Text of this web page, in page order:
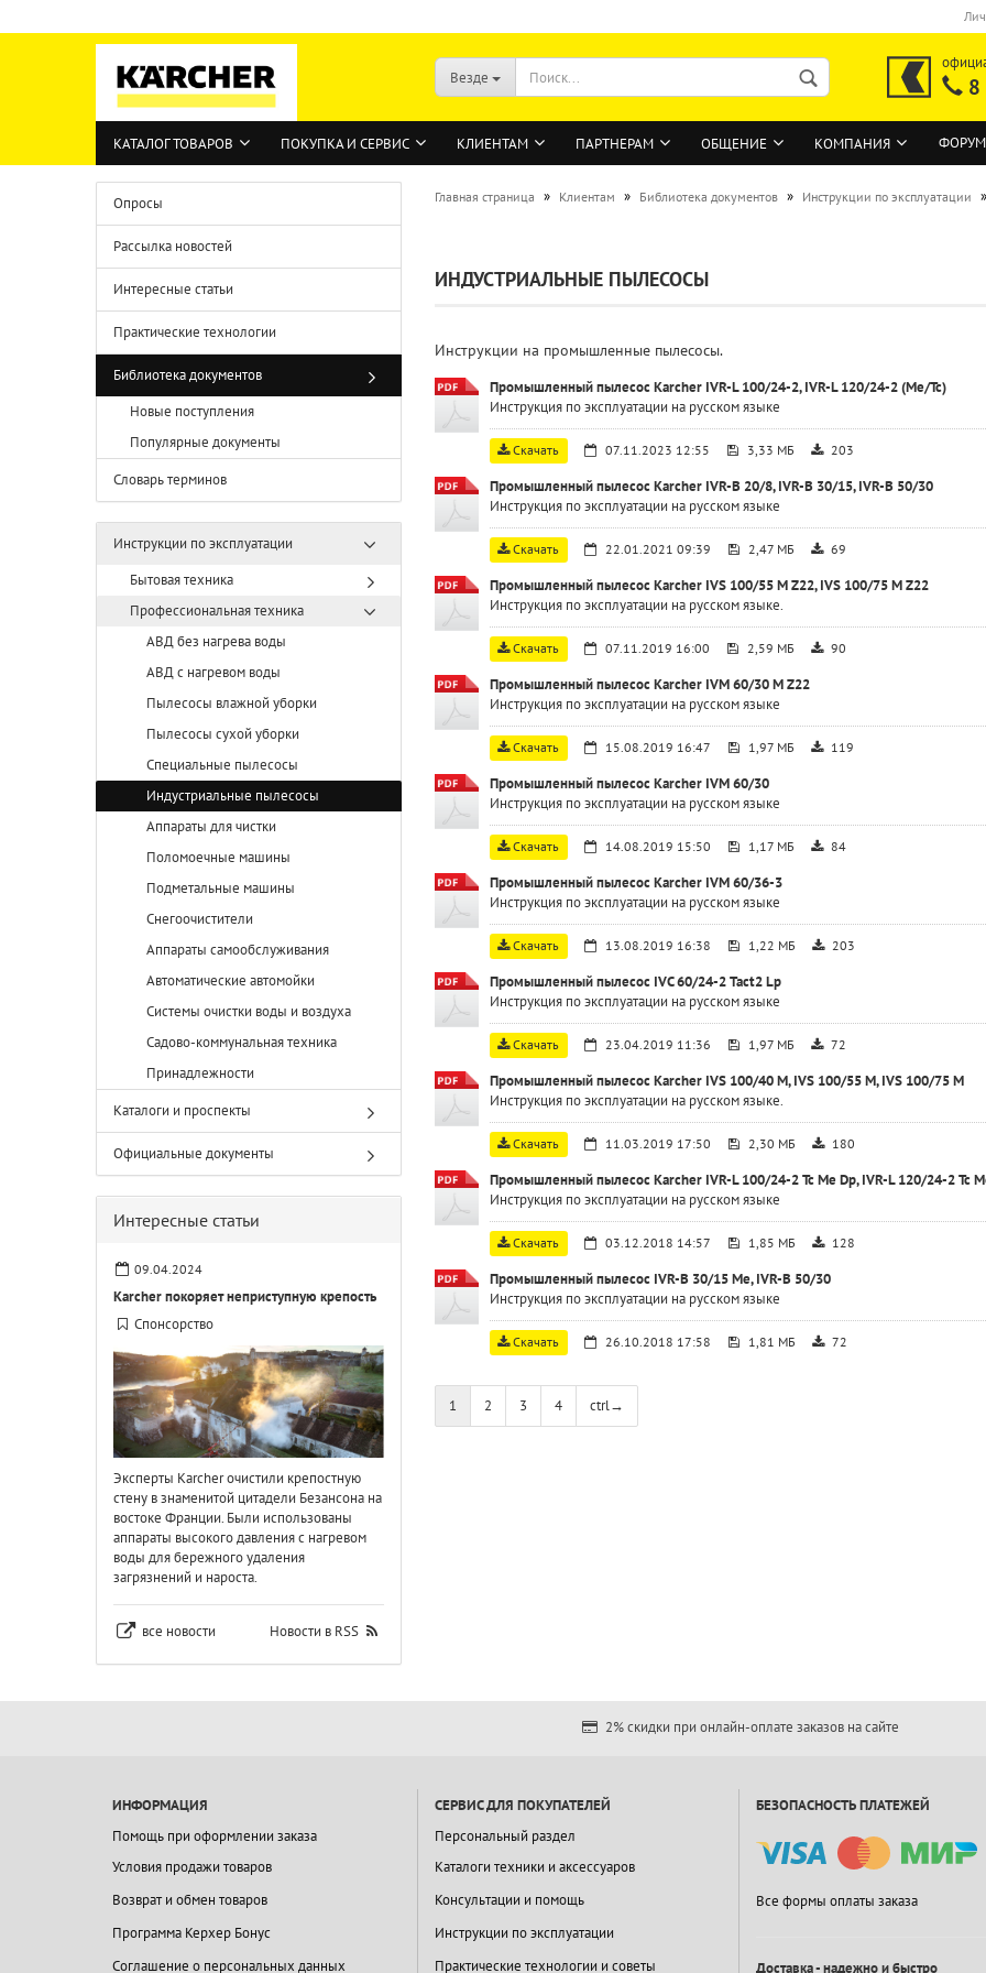
Везде
КАТАЛОГ ТОВАРОВ ПОКУПКА И СЕРВИС КЛИЕНТАМ ПАРТНЕРАМ ОБЩЕНИЕ КОМПАНИЯ ФОРУМ
Главная страница » Клиентам » Библиотека документов » Инструкции по эксплуатации
ИНДУСТРИАЛЬНЫЕ ПЫЛЕСОСЫ
Инструкции на промышленные пылесосы.
Промышленный пылесос Karcher IVR-L 100/24-2, IVR-L 120/24-2 (Me/Tc)
Инструкция по эксплуатации на русском языке
Скачать 07.11.2023 12:55 3,33 МБ 203
Промышленный пылесос Karcher IVR-B 20/8, IVR-B 30/15, IVR-B 50/30
Инструкция по эксплуатации на русском языке
Скачать 22.01.2021 09:39 2,47 МБ 69
Промышленный пылесос Karcher IVS 100/55 M Z22, IVS 100/75 M Z22
Инструкция по эксплуатации на русском языке.
Скачать 07.11.2019 16:00 2,59 МБ 90
Промышленный пылесос Karcher IVM 60/30 M Z22
Инструкция по эксплуатации на русском языке
Скачать 15.08.2019 16:47 1,97 МБ 119
Промышленный пылесос Karcher IVM 60/30
Инструкция по эксплуатации на русском языке
Скачать 14.08.2019 15:50 1,17 МБ 84
Промышленный пылесос Karcher IVM 60/36-3
Инструкция по эксплуатации на русском языке
Скачать 13.08.2019 16:38 1,22 МБ 203
Промышленный пылесос IVC 60/24-2 Tact2 Lp
Инструкция по эксплуатации на русском языке
Скачать 23.04.2019 11:36 1,97 МБ 72
Промышленный пылесос Karcher IVS 100/40 M, IVS 100/55 M, IVS 100/75 M
Инструкция по эксплуатации на русском языке.
Скачать 11.03.2019 17:50 2,30 МБ 180
Промышленный пылесос Karcher IVR-L 100/24-2 Tc Me Dp, IVR-L 120/24-2 Tc
Инструкция по эксплуатации на русском языке
Скачать 03.12.2018 14:57 1,85 МБ 128
Промышленный пылесос IVR-B 30/15 Me, IVR-B 50/30
Инструкция по эксплуатации на русском языке
Скачать 26.10.2018 17:58 1,81 МБ 72
1 2 3 4 ctrl→
Опросы
Рассылка новостей
Интересные статьи
Практические технологии
Библиотека документов
Новые поступления
Популярные документы
Словарь терминов
Инструкции по эксплуатации
Бытовая техника
Профессиональная техника
АВД без нагрева воды
АВД с нагревом воды
Пылесосы влажной уборки
Пылесосы сухой уборки
Специальные пылесосы
Индустриальные пылесосы
Аппараты для чистки
Поломоечные машины
Подметальные машины
Снегоочистители
Аппараты самообслуживания
Автоматические автомойки
Системы очистки воды и воздуха
Садово-коммунальная техника
Принадлежности
Каталоги и проспекты
Официальные документы
Интересные статьи
09.04.2024
Karcher покоряет неприступную крепость
Спонсорство
Эксперты Karcher очистили крепостную
стену в знаменитой цитадели Безансона на
востоке Франции. Были использованы
аппараты высокого давления с нагревом
воды для бережного удаления
загрязнений и нароста.
все новости Новости в RSS
2% скидки при онлайн-оплате заказов на сайте
ИНФОРМАЦИЯ
Помощь при оформлении заказа
Условия продажи товаров
Возврат и обмен товаров
Программа Керхер Бонус
Соглашение о персональных данных
СЕРВИС ДЛЯ ПОКУПАТЕЛЕЙ
Персональный раздел
Каталоги техники и аксессуаров
Консультации и помощь
Инструкции по эксплуатации
Практические технологии и советы
БЕЗОПАСНОСТЬ ПЛАТЕЖЕЙ
Все формы оплаты заказа
Доставка - надежно и быстро